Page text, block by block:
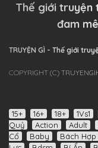
Thế giới truyện
đam
TRUYỆN GÌ - Thế giới
COPYRIGHT (C)
15+ 16+ 18+ 1Vs1
Quỷ
Action Adult
Cổ
Baby Bách Hợp